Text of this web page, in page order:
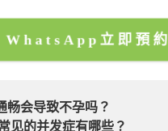
WhatsApp立即預約
畅会导致不孕吗？
见的并发症有哪些？